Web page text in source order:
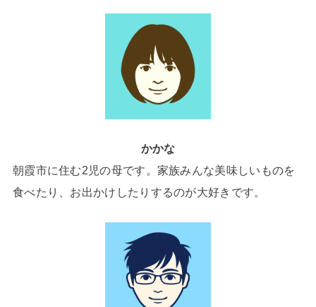
かかな
朝霞市に住む2児の母です。家族みんな美味しいものを
食べたり、お出かけしたりするのが大好きです。